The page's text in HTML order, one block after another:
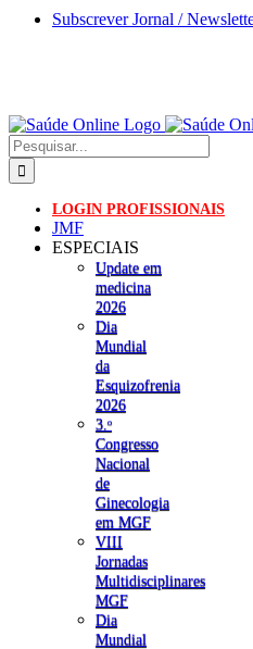
Skip
Subscrever Jornal /
Pesquisar
LOGIN PROFISSIONAIS
JMF
ESPECIAIS
Update em
medicina
2026
Dia
Mundial
da
Esquizofrenia
2026
3.ᵒ
Congresso
Nacional
de
Ginecologia
em MGF
VIII
Jornadas
Multidisciplinares
MGF
Dia
Mundial